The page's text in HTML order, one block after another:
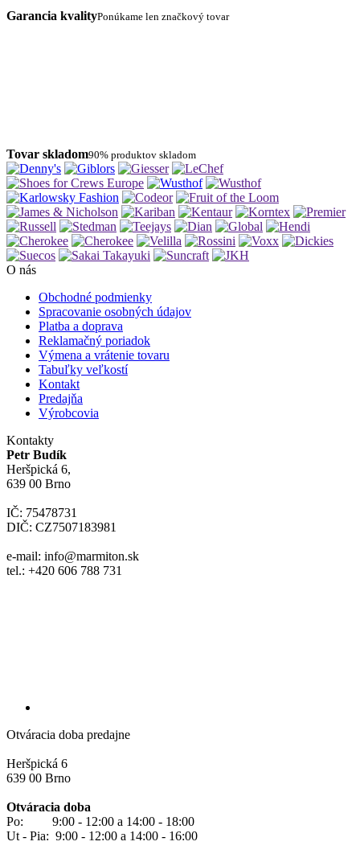
Garancia kvalityPonúkame len značkový tovar
Tovar skladom90% produktov skladom
O nás
Obchodné podmienky
Spracovanie osobných údajov
Platba a doprava
Reklamačný poriadok
Výmena a vrátenie tovaru
Tabuľky veľkostí
Kontakt
Predajňa
Výrobcovia
Kontakty
Petr Budík
Heršpická 6,
639 00 Brno
IČ: 75478731
DIČ: CZ7507183981
e-mail: info@marmiton.sk
tel.: +420 606 788 731
Otváracia doba predajne
Heršpická 6
639 00 Brno
Otváracia doba
Po: 9:00 - 12:00 a 14:00 - 18:00
Ut - Pia: 9:00 - 12:00 a 14:00 - 16:00